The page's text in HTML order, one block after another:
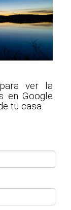
ver la
en Google
tu casa.